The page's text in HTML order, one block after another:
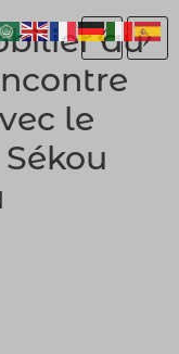
au
le